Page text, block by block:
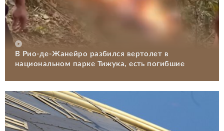
В Рио-де-Жанейро разбился вертолет в
национальном парке Тижука, есть погибшие